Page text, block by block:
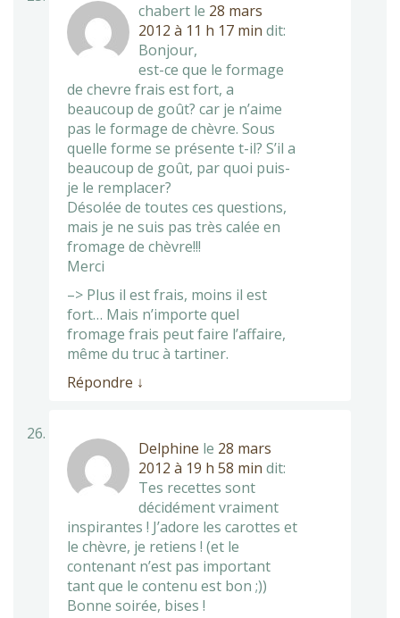
chabert le 28 mars
2012 à 11 h 17 min dit:
Bonjour,
est-ce que le formage
de chevre frais est fort, a
beaucoup de goût? car je n’aime
pas le formage de chèvre. Sous
quelle forme se présente t-il? S’il a
beaucoup de goût, par quoi puis-
je le remplacer?
Désolée de toutes ces questions,
mais je ne suis pas très calée en
fromage de chèvre!!!
Merci
–> Plus il est frais, moins il est
fort… Mais n’importe quel
fromage frais peut faire l’affaire,
même du truc à tartiner.
Répondre ↓
Delphine le 28 mars
2012 à 19 h 58 min dit:
Tes recettes sont
décidément vraiment
inspirantes ! J’adore les carottes et
le chèvre, je retiens ! (et le
contenant n’est pas important
tant que le contenu est bon ;))
Bonne soirée, bises !